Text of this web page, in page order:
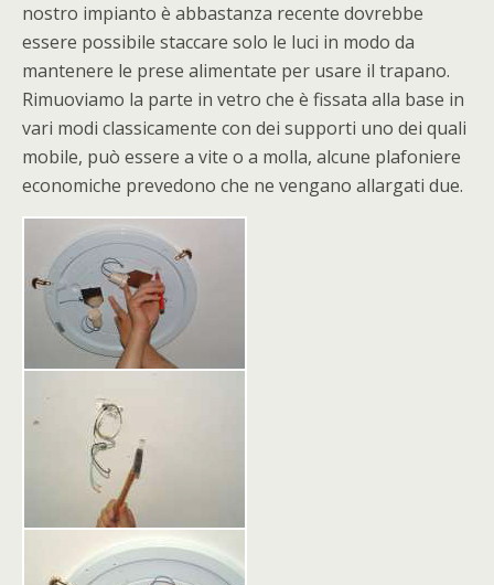
nostro impianto è abbastanza recente dovrebbe
essere possibile staccare solo le luci in modo da
mantenere le prese alimentate per usare il trapano.
Rimuoviamo la parte in vetro che è fissata alla base in
vari modi classicamente con dei supporti uno dei quali
mobile, può essere a vite o a molla, alcune plafoniere
economiche prevedono che ne vengano allargati due.